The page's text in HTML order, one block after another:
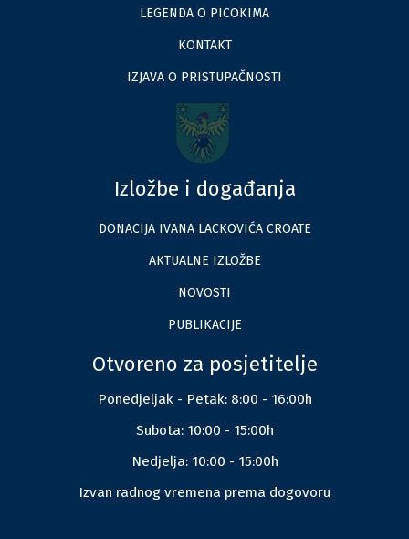
LEGENDA O PICOKIMA
KONTAKT
IZJAVA O PRISTUPAČNOSTI
Izložbe i događanja
DONACIJA IVANA LACKOVIĆA CROATE
AKTUALNE IZLOŽBE
NOVOSTI
PUBLIKACIJE
Otvoreno za posjetitelje
Ponedjeljak - Petak: 8:00 - 16:00h
Subota: 10:00 - 15:00h
Nedjelja: 10:00 - 15:00h
Izvan radnog vremena prema dogovoru